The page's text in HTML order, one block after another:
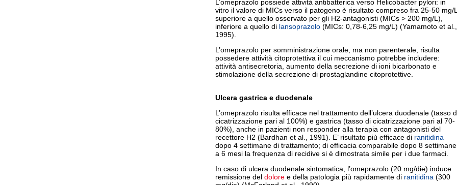
L’omeprazolo possiede attività antibatterica verso Helicobacter pylori: in
vitro il valore di MICs verso il patogeno è risultato compreso fra 25-50 mg/
superiore a quello osservato per gli H2-antagonisti (MICs > 200 mg/L),
inferiore a quello di lansoprazolo (MICs: 0,78-6,25 mg/L) (Yamamoto et al.,
1995).
L’omeprazolo per somministrazione orale, ma non parenterale, risulta
possedere attività citoprotettiva il cui meccanismo potrebbe includere:
attività antisecretoria, aumento della secrezione di ioni bicarbonato e
stimolazione della secrezione di prostaglandine citoprotettive.
Ulcera gastrica e duodenale
L’omeprazolo risulta efficace nel trattamento dell’ulcera duodenale (tasso
cicatrizzazione pari al 100%) e gastrica (tasso di cicatrizzazione pari al 70-
80%), anche in pazienti non responder alla terapia con antagonisti del
recettore H2 (Bardhan et al., 1991). E’ risultato più efficace di ranitidina
dopo 4 settimane di trattamento; di efficacia comparabile dopo 8
a 6 mesi la frequenza di recidive si è dimostrata simile per i due farmaci.
In caso di ulcera duodenale sintomatica, l’omeprazolo (20 mg/die) induce
remissione del dolore e della patologia più rapidamente di ranitidina (300